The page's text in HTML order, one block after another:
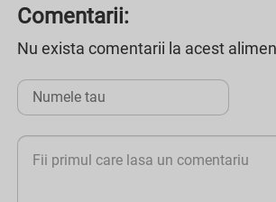
Comentarii:
Nu exista comentarii la acest